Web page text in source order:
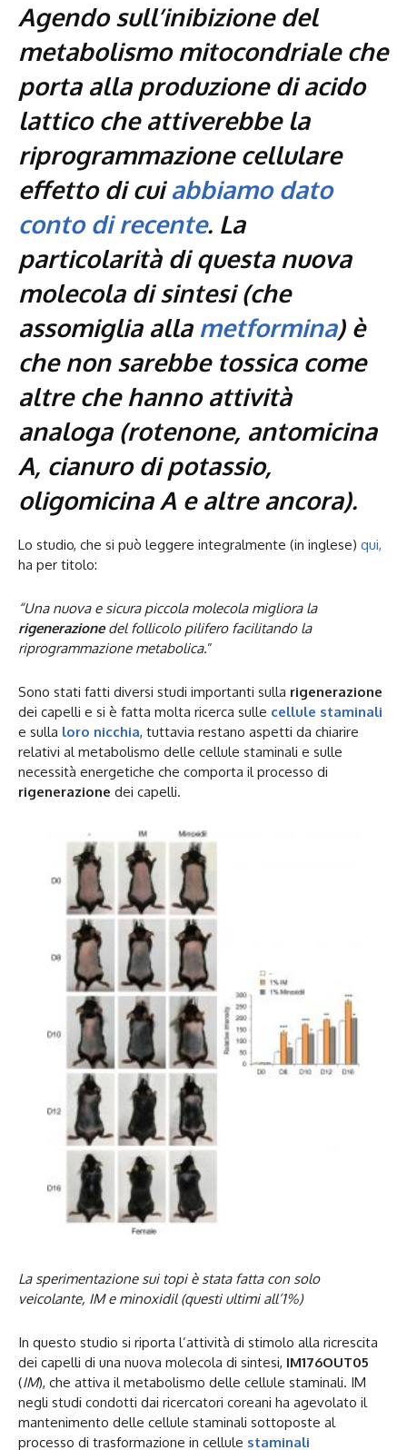
Agendo sull’inibizione del
metabolismo mitocondriale che
porta alla produzione di acido
lattico che attiverebbe la
riprogrammazione cellulare
effetto di cuiabbiamo dato
conto di recente. La
particolarità di questa nuova
molecola di sintesi (che
assomiglia alla metformina) è
che non sarebbe tossica come
altre che hanno attività
analoga (rotenone, antomicina
A, cianuro di potassio,
oligomicina A e altre ancora).
Lo studio, che si può leggere integralmente (in inglese) qui,
ha per titolo:
“Una nuova e sicura piccola molecola migliora la
rigenerazionedel follicolo pilifero facilitando la
riprogrammazione metabolica.”
Sono stati fatti diversi studi importanti sulla rigenerazione
dei capelli e si è fatta molta ricerca sulle cellule staminali
e sulla loro nicchia, tuttavia restano aspetti da chiarire
relativi al metabolismo delle cellule staminali e sulle
necessità energetiche che comporta il processo di
rigenerazione dei capelli.
La sperimentazione sui topi è stata fatta con solo
veicolante, IM e minoxidil (questi ultimi all’1%)
In questo studio si riporta l’attività di stimolo alla ricrescita
dei capelli di una nuova molecola di sintesi, IM176OUT05
(IM), che attiva il metabolismo delle cellule staminali. IM
negli studi condotti dai ricercatori coreani ha agevolato il
mantenimento delle cellule staminali sottoposte al
processo di trasformazione in cellule staminali